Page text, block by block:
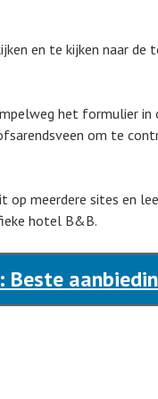
en te kijken naar de
het formulier
om te
meerdere sites en
hotel B&B.
Beste